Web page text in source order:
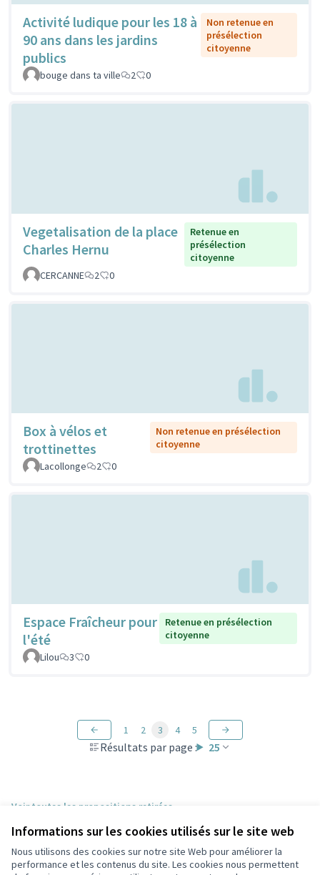
Informations sur les cookies utilisés sur le site web
Nous utilisons des cookies sur notre site Web pour améliorer la
performance et les contenus du site. Les cookies nous permettent
Activité ludique pour les 18 à
90 ans dans les jardins
publics
Non retenue en
présélection
citoyenne
bouge dans ta ville 2 0
Vegetalisation de la place
Charles Hernu
Retenue en
présélection
citoyenne
CERCANNE
2 0
Box à vélos et
trottinettes
Non retenue en présélection
citoyenne
Lacollonge
2 0
Espace Fraîcheur pour
l'été
Retenue en présélection
citoyenne
Lilou
3 0
Résultats par page : 25
1 2 3 4 5
Voir toutes les propositions retirées
Conditions d'utilisation
Paramètres des cookies